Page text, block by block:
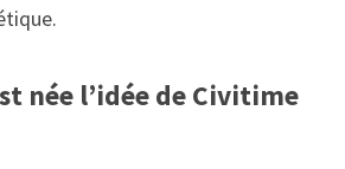
née l’idée de Civitime